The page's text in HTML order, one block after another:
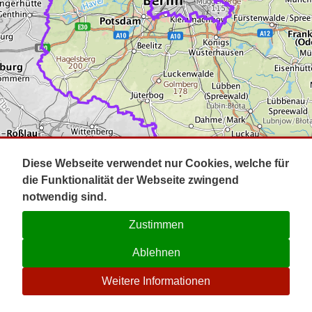
Impressum
Kontakt
☉
Diese Webseite verwendet nur Cookies, welche für
die Funktionalität der Webseite zwingend
notwendig sind.
Zustimmen
Ablehnen
Weitere Informationen